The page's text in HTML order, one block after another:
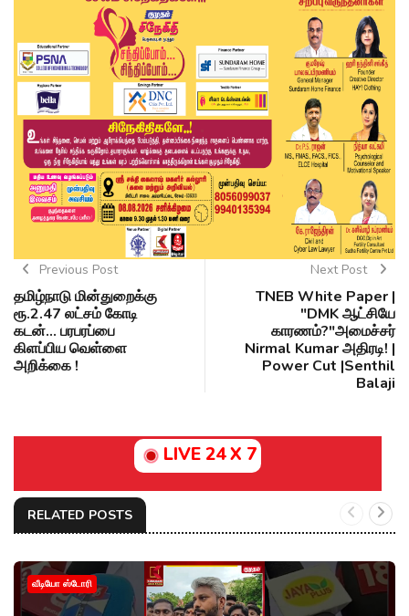
Previous Post
தமிழ்நாடு மின்துறைக்கு
ரூ.2.47 லட்சம் கோடி
கடன்... பரபரப்பை
கிளப்பிய வெள்ளை
அறிக்கை !
Next Post
TNEB White Paper |
"DMK ஆட்சியே
காரணம்?"அமைச்சர்
Nirmal Kumar அதிரடி! |
Power Cut |Senthil
Balaji
LIVE 24 X 7
RELATED POSTS
வீடியோ ஸ்டோரி